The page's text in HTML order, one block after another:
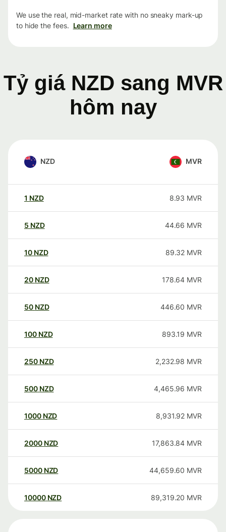
We use the real, mid-market rate with no sneaky mark-up
to hide the fees. Learn more
Tỷ giá NZD sang MVR
hôm nay
NZD MVR
1 NZD 8.93 MVR
5 NZD 44.66 MVR
10 NZD 89.32 MVR
20 NZD 178.64 MVR
50 NZD 446.60 MVR
100 NZD 893.19 MVR
250 NZD 2,232.98 MVR
500 NZD 4,465.96 MVR
1000 NZD 8,931.92 MVR
2000 NZD 17,863.84 MVR
5000 NZD 44,659.60 MVR
10000 NZD 89,319.20 MVR